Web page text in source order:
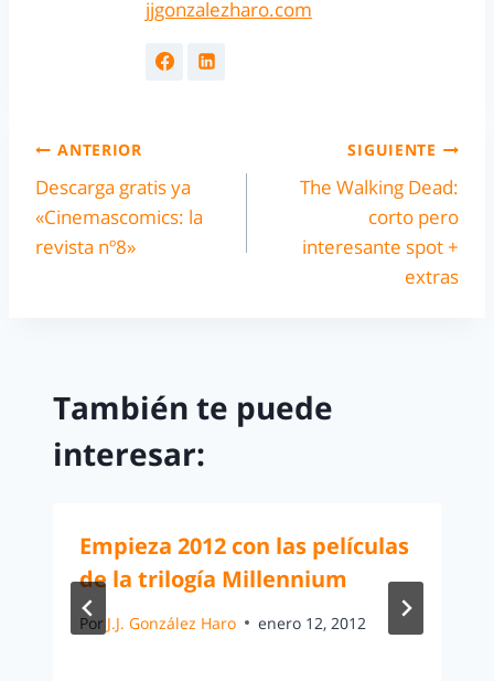
jjgonzalezharo.com
ANTERIOR
Descarga gratis ya
«Cinemascomics: la
revista nº8»
SIGUIENTE
The Walking Dead:
corto pero
interesante spot +
extras
También te puede
interesar:
Empieza 2012 con las películas
de la trilogía Millennium
Por J.J. González Haro enero 12, 2012